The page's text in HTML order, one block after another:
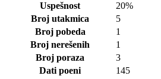
Uspešnost
20%
Broj utakmica
5
Broj pobeda
1
Broj nerešenih
1
Broj poraza
3
Dati poeni
145